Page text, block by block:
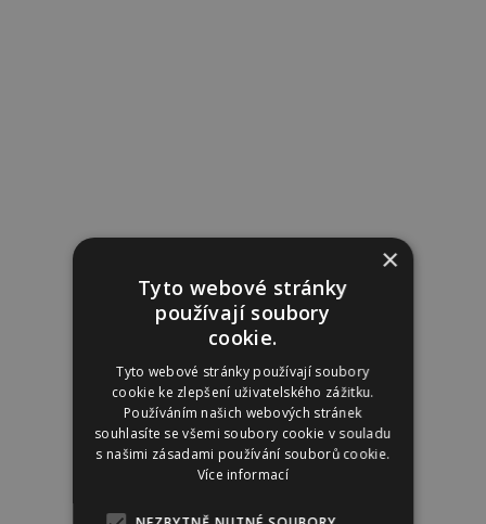
×
Tyto webové stránky
používají soubory
cookie.
Tyto webové stránky používají soubory
cookie ke zlepšení uživatelského zážitku.
Používáním našich webových stránek
souhlasíte se všemi soubory cookie v souladu
s našimi zásadami používání souborů cookie.
Více informací